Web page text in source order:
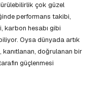
çok güzel
performans takibi,
karbon hesabı gibi
Oysa dünyada artık
kanıtlanan, doğrulanan bir
güçlenmesi